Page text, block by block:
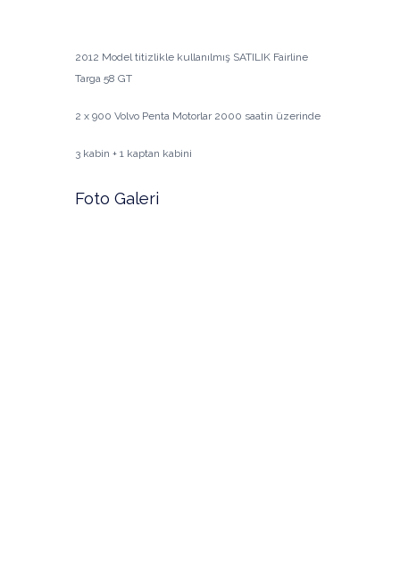
2012 Model titizlikle kullanılmış SATILIK Fairline
Targa 58 GT
2 x 900 Volvo Penta Motorlar 2000 saatin üzerinde
3 kabin + 1 kaptan kabini
Foto Galeri